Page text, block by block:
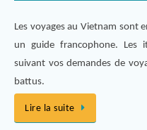
Les voyages au Vietnam sont
un guide francophone. Les
suivant vos demandes de
battus.
Lire la suite